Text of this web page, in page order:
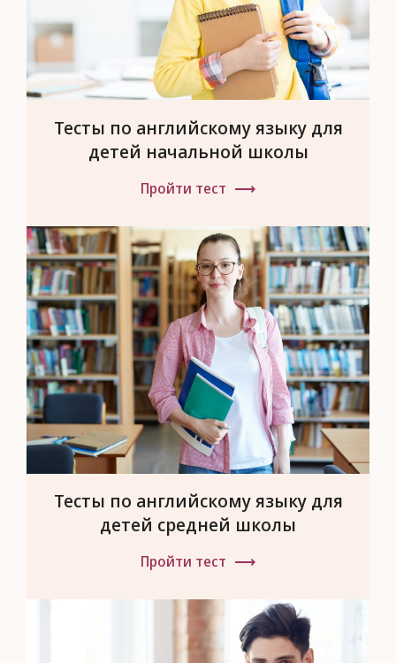
Тесты по английскому языку для
детей начальной школы
Пройти тест
Тесты по английскому языку для
детей средней школы
Пройти тест